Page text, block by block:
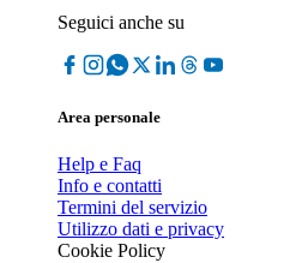
Seguici anche su
Area personale
Help e Faq
Info e contatti
Termini del servizio
Utilizzo dati e privacy
Cookie Policy